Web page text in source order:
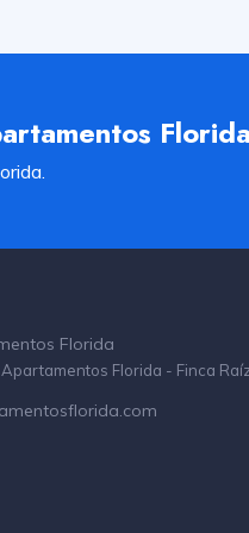
Florida
Florida - Finca